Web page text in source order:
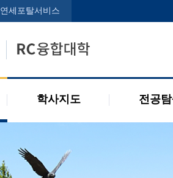
연세포탈서비스
학사지도 전공
학사지도사